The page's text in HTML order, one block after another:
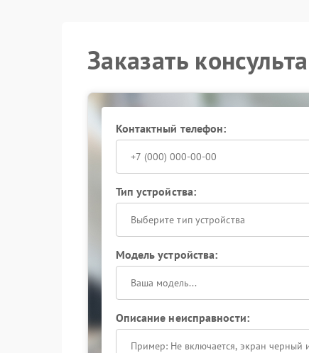
Заказать
Контактный телефон:
Тип устройства:
Выберите тип устройства
Модель устройства:
Описание неисправности: